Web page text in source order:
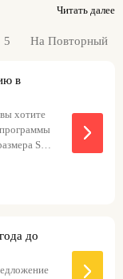
обеспечивая
вкус каждого
разнообразные
а также паста,
формат
так и для
постоянных
ими до
Читать далее
5 На Повторный
в
хотите
программы
S
до